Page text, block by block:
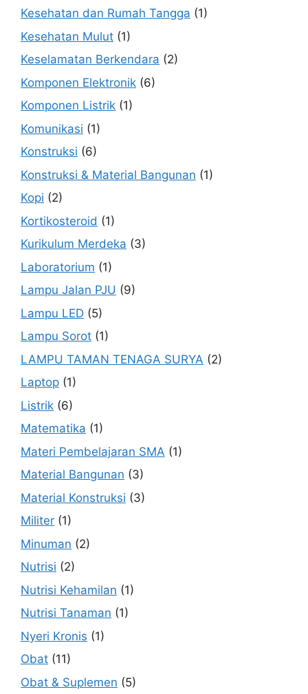
Kesehatan dan Rumah Tangga (1)
Kesehatan Mulut (1)
Keselamatan Berkendara (2)
Komponen Elektronik (6)
Komponen Listrik (1)
Komunikasi (1)
Konstruksi (6)
Konstruksi & Material Bangunan (1)
Kopi (2)
Kortikosteroid (1)
Kurikulum Merdeka (3)
Laboratorium (1)
Lampu Jalan PJU (9)
Lampu LED (5)
Lampu Sorot (1)
LAMPU TAMAN TENAGA SURYA (2)
Laptop (1)
Listrik (6)
Matematika (1)
Materi Pembelajaran SMA (1)
Material Bangunan (3)
Material Konstruksi (3)
Militer (1)
Minuman (2)
Nutrisi (2)
Nutrisi Kehamilan (1)
Nutrisi Tanaman (1)
Nyeri Kronis (1)
Obat (11)
Obat & Suplemen (5)